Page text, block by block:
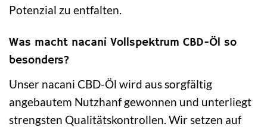
Potenzial zu entfalten.
Was macht nacani Vollspektrum CBD-Öl so
besonders?
Unser nacani CBD-Öl wird aus sorgfältig
angebautem Nutzhanf gewonnen und unterliegt
strengsten Qualitätskontrollen. Wir setzen auf